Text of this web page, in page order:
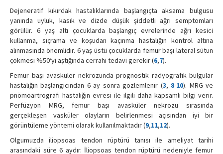
Dejeneratif kıkırdak hastalıklarında başlangıçta aksama bulgusu
yanında uyluk, kasık ve dizde düşük şiddetli ağrı semptomları
görülür. 6 yaş altı çocuklarda başlangıç evrelerinde ağrı kesici
kullanma, sıçrama ve koşudan kaçınma hastalığın kontrol altına
alınmasında önemlidir. 6 yaş üstü çocuklarda femur başı lateral sütun
çökmesi %50‘yi aştığında cerrahi tedavi gerekir (6,7).
Femur başı avasküler nekrozunda prognostik radyografik bulgular
hastalığın başlangıcından 6 ay sonra gözlemlenir (3, 8-10). MRG ve
pnömoartrografi hastalığın evresi ile ilgili daha kapsamlı bilgi verir.
Perfüzyon MRG, femur başı avasküler nekrozu sırasında
gerçekleşen vasküler olayların belirlenmesi açısından iyi bir
görüntüleme yöntemi olarak kullanılmaktadır (9,11,12).
Olgumuzda iliopsoas tendon rüptürü tanısı ile ameliyat tarihi
arasındaki süre 6 aydır. İliopsoas tendon rüptürü nedeniyle femur